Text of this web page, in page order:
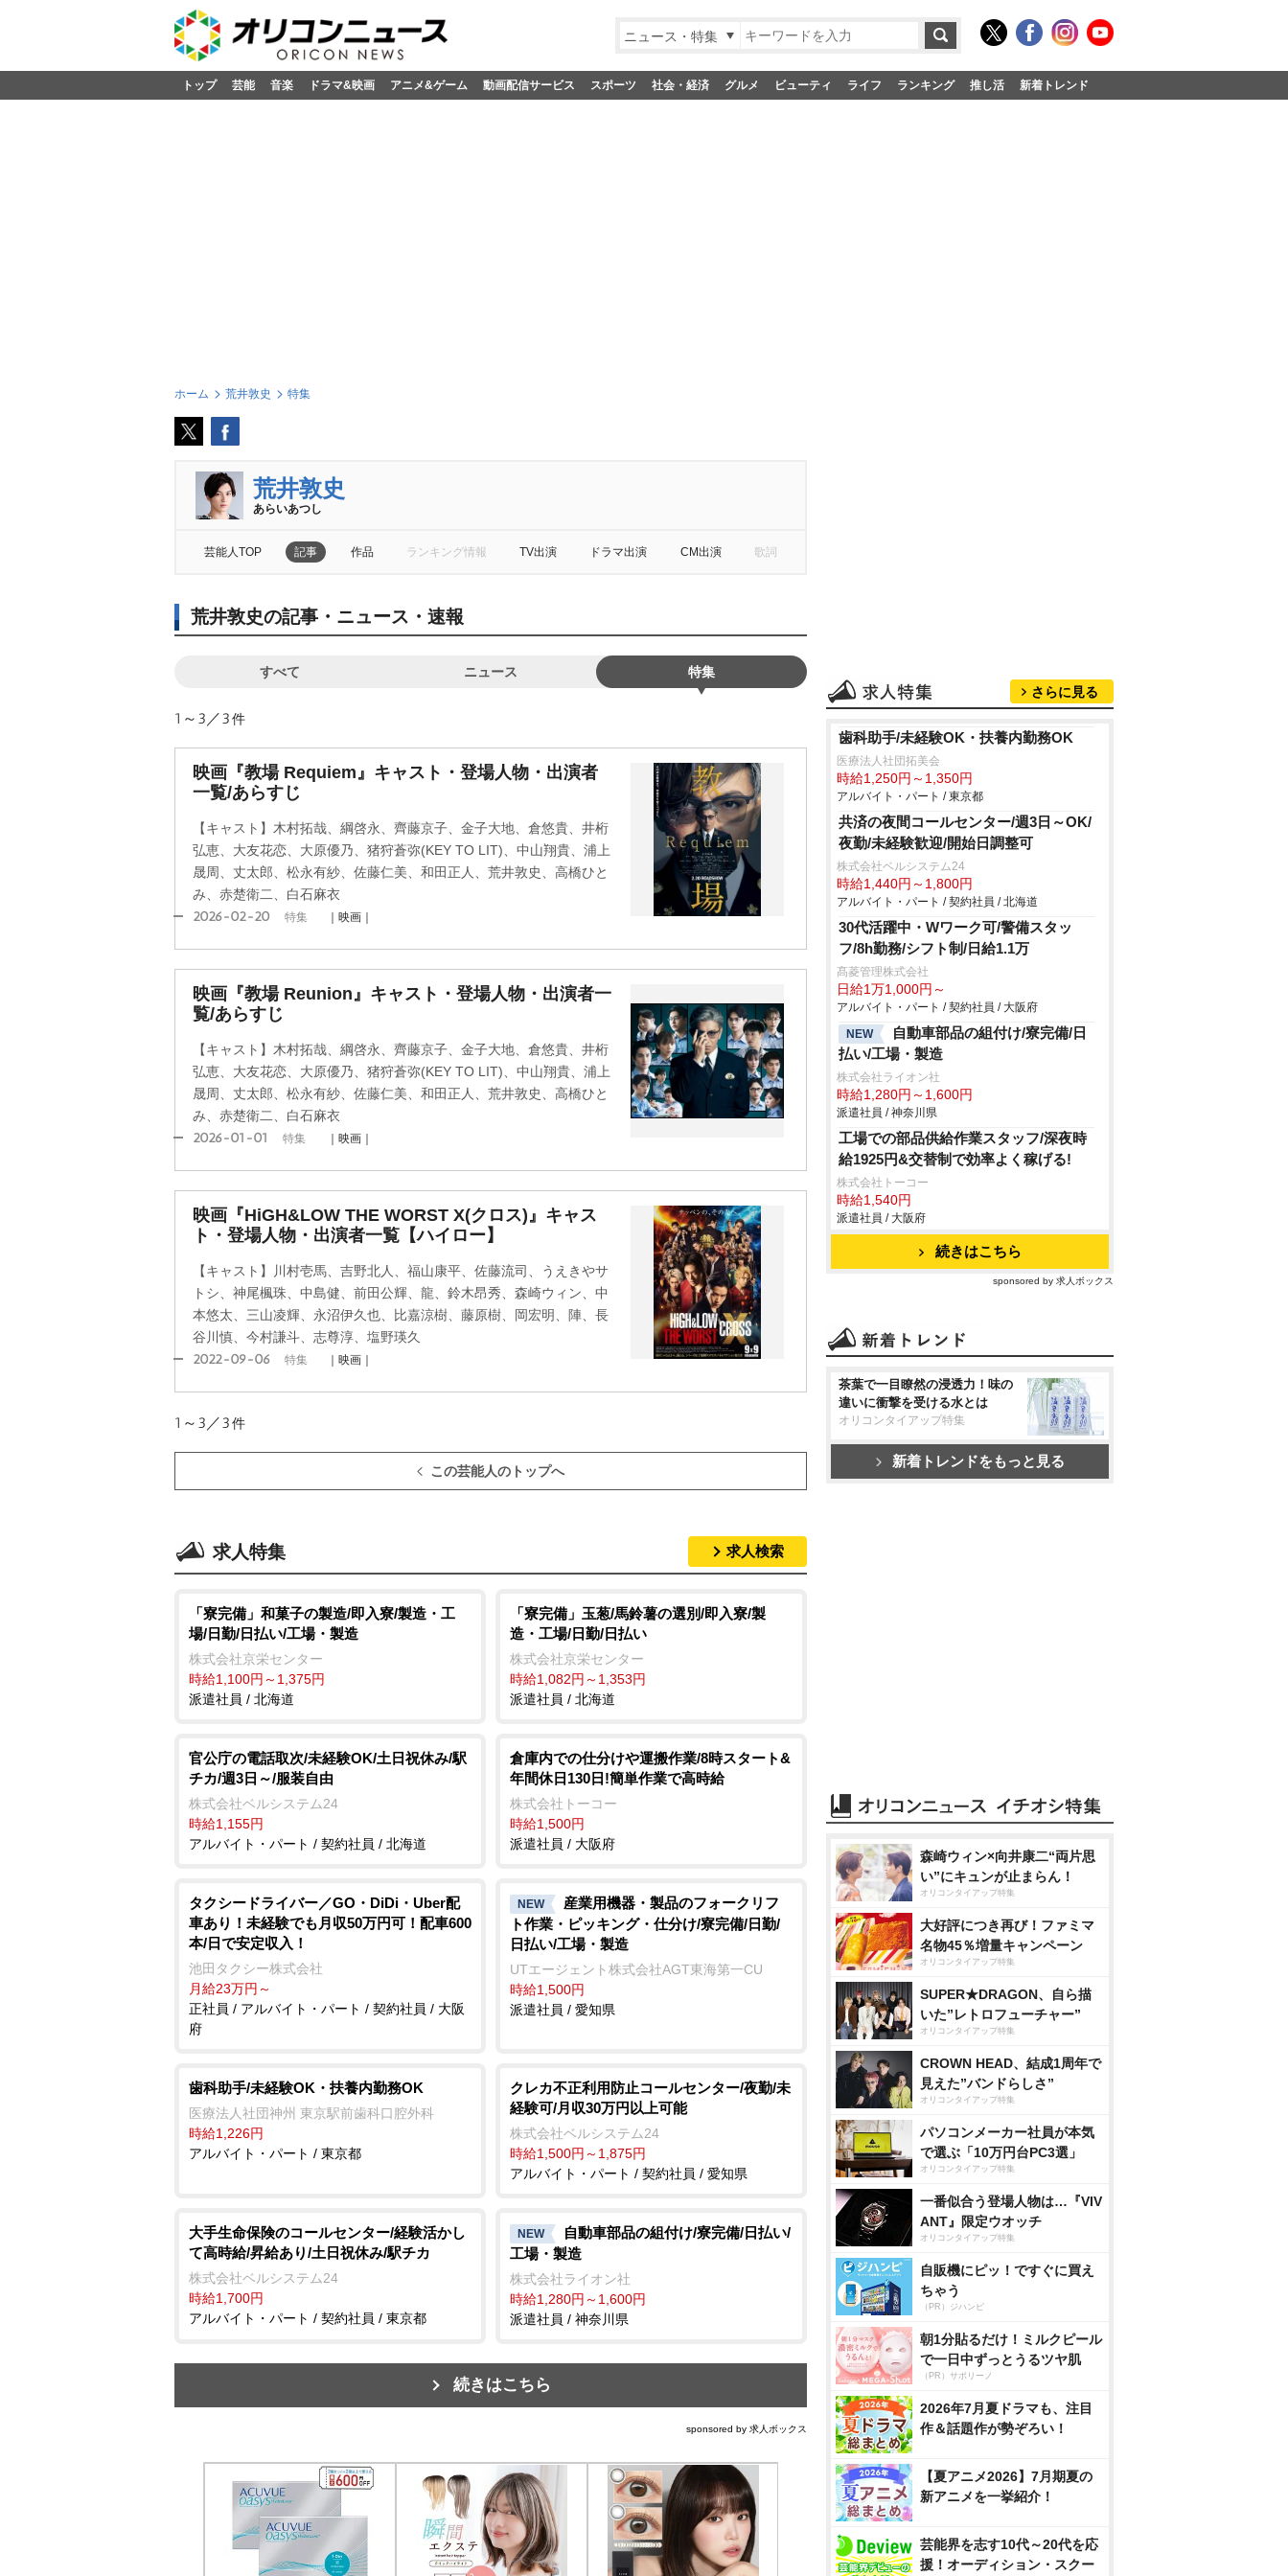
ニュース・特集
トップ 芸能 音楽 ドラマ&映画 アニメ&ゲーム 動画配信サービス スポーツ 社会・経済 グルメ ビューティ ライフ ランキング 推し活 新着トレンド
ホーム 荒井敦史 特集
荒井敦史
あらいあつし
芸能人TOP 記事 作品 ランキング情報 TV出演 ドラマ出演 CM出演 歌詞
荒井敦史の記事・ニュース・速報
すべて ニュース 特集
1～3／3件
映画『教場 Requiem』キャスト・登場人物・出演者
一覧/あらすじ
【キャスト】木村拓哉、綱啓永、齊藤京子、金子大地、倉悠貴、井桁
弘恵、大友花恋、大原優乃、猪狩蒼弥(KEY TO LIT)、中山翔貴、浦上
晟周、丈太郎、松永有紗、佐藤仁美、和田正人、荒井敦史、高橋ひと
み、赤楚衛二、白石麻衣
2026-02-20 特集 ｜映画｜
映画『教場 Reunion』キャスト・登場人物・出演者一
覧/あらすじ
【キャスト】木村拓哉、綱啓永、齊藤京子、金子大地、倉悠貴、井桁
弘恵、大友花恋、大原優乃、猪狩蒼弥(KEY TO LIT)、中山翔貴、浦上
晟周、丈太郎、松永有紗、佐藤仁美、和田正人、荒井敦史、高橋ひと
み、赤楚衛二、白石麻衣
2026-01-01 特集 ｜映画｜
映画『HiGH&LOW THE WORST X(クロス)』キャス
ト・登場人物・出演者一覧【ハイロー】
【キャスト】川村壱馬、吉野北人、福山康平、佐藤流司、うえきやサ
トシ、神尾楓珠、中島健、前田公輝、龍、鈴木昂秀、森崎ウィン、中
本悠太、三山凌輝、永沼伊久也、比嘉涼樹、藤原樹、岡宏明、陣、長
谷川慎、今村謙斗、志尊淳、塩野瑛久
2022-09-06 特集 ｜映画｜
1～3／3件
この芸能人のトップへ
求人特集 求人検索
「寮完備」和菓子の製造/即入寮/製造・工
場/日勤/日払い/工場・製造
株式会社京栄センター
時給1,100円～1,375円
派遣社員 / 北海道
「寮完備」玉葱/馬鈴薯の選別/即入寮/製
造・工場/日勤/日払い
株式会社京栄センター
時給1,082円～1,353円
派遣社員 / 北海道
官公庁の電話取次/未経験OK/土日祝休み/駅
チカ/週3日～/服装自由
株式会社ベルシステム24
時給1,155円
アルバイト・パート / 契約社員 / 北海道
倉庫内での仕分けや運搬作業/8時スタート&
年間休日130日!簡単作業で高時給
株式会社トーコー
時給1,500円
派遣社員 / 大阪府
タクシードライバー／GO・DiDi・Uber配
車あり！未経験でも月収50万円可！配車600
本/日で安定収入！
池田タクシー株式会社
月給23万円～
正社員 / アルバイト・パート / 契約社員 / 大阪
府
NEW
産業用機器・製品のフォークリフ
ト作業・ピッキング・仕分け/寮完備/日勤/
日払い/工場・製造
UTエージェント株式会社AGT東海第一CU
時給1,500円
派遣社員 / 愛知県
歯科助手/未経験OK・扶養内勤務OK
医療法人社団神州 東京駅前歯科口腔外科
時給1,226円
アルバイト・パート / 東京都
クレカ不正利用防止コールセンター/夜勤/未
経験可/月収30万円以上可能
株式会社ベルシステム24
時給1,500円～1,875円
アルバイト・パート / 契約社員 / 愛知県
大手生命保険のコールセンター/経験活かし
て高時給/昇給あり/土日祝休み/駅チカ
株式会社ベルシステム24
時給1,700円
アルバイト・パート / 契約社員 / 東京都
NEW
自動車部品の組付け/寮完備/日払い/
工場・製造
株式会社ライオン社
時給1,280円～1,600円
派遣社員 / 神奈川県
続きはこちら
sponsored by 求人ボックス
さらに見る
歯科助手/未経験OK・扶養内勤務OK
医療法人社団拓美会
時給1,250円～1,350円
アルバイト・パート / 東京都
共済の夜間コールセンター/週3日～OK/
夜勤/未経験歓迎/開始日調整可
株式会社ベルシステム24
時給1,440円～1,800円
アルバイト・パート / 契約社員 / 北海道
30代活躍中・Wワーク可/警備スタッ
フ/8h勤務/シフト制/日給1.1万
髙菱管理株式会社
日給1万1,000円～
アルバイト・パート / 契約社員 / 大阪府
NEW
自動車部品の組付け/寮完備/日
払い/工場・製造
株式会社ライオン社
時給1,280円～1,600円
派遣社員 / 神奈川県
工場での部品供給作業スタッフ/深夜時
給1925円&交替制で効率よく稼げる!
株式会社トーコー
時給1,540円
派遣社員 / 大阪府
続きはこちら
sponsored by 求人ボックス
茶葉で一目瞭然の浸透力！味の
違いに衝撃を受ける水とは
オリコンタイアップ特集
新着トレンドをもっと見る
森崎ウィン×向井康二“両片思
い”にキュンが止まらん！
オリコンタイアップ特集
大好評につき再び！ファミマ
名物45％増量キャンペーン
オリコンタイアップ特集
SUPER★DRAGON、自ら描
いた”レトロフューチャー”
オリコンタイアップ特集
CROWN HEAD、結成1周年で
見えた”バンドらしさ”
オリコンタイアップ特集
パソコンメーカー社員が本気
で選ぶ「10万円台PC3選」
オリコンタイアップ特集
一番似合う登場人物は…『VIV
ANT』限定ウオッチ
オリコンタイアップ特集
自販機にピッ！ですぐに買え
ちゃう
（PR）ジハンピ
朝1分貼るだけ！ミルクピール
で一日中ずっとうるツヤ肌
（PR）サボリーノ
2026年7月夏ドラマも、注目
作＆話題作が勢ぞろい！
【夏アニメ2026】7月期夏の
新アニメを一挙紹介！
芸能界を志す10代～20代を応
援！オーディション・スクー